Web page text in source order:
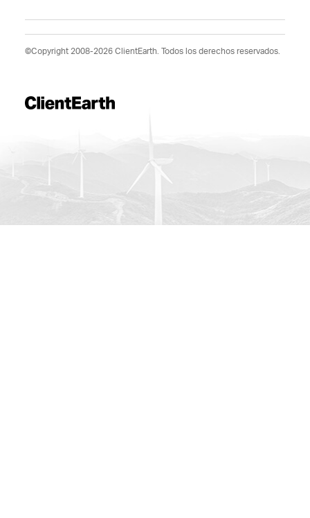
©Copyright 2008-2026 ClientEarth. Todos los derechos reservados.